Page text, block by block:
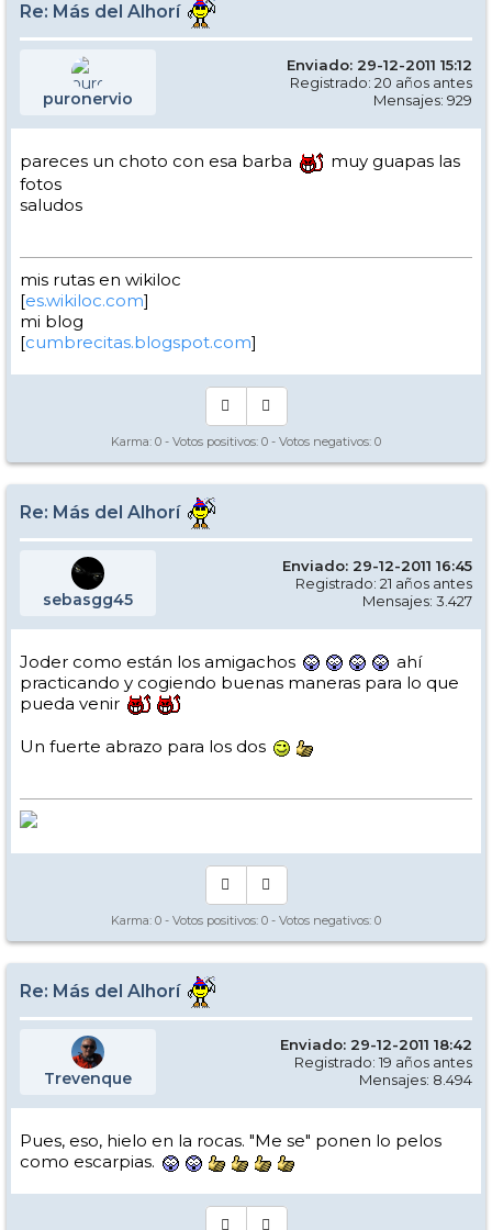
Re: Más del Alhorí
puronervio
Enviado: 29-12-2011 15:12
Registrado: 20 años antes
Mensajes: 929
pareces un choto con esa barba
muy guapas las
fotos
saludos
mis rutas en wikiloc
[es.wikiloc.com]
mi blog
[cumbrecitas.blogspot.com]
Karma: 0 - Votos positivos: 0 - Votos negativos: 0
Re: Más del Alhorí
sebasgg45
Enviado: 29-12-2011 16:45
Registrado: 21 años antes
Mensajes: 3.427
Joder como están los amigachos
ahí
practicando y cogiendo buenas maneras para lo que
pueda venir
Un fuerte abrazo para los dos
Karma: 0 - Votos positivos: 0 - Votos negativos: 0
Re: Más del Alhorí
Trevenque
Enviado: 29-12-2011 18:42
Registrado: 19 años antes
Mensajes: 8.494
Pues, eso, hielo en la rocas. "Me se" ponen lo pelos
como escarpias.